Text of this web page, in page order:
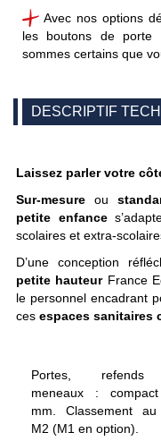
Avec nos options
les boutons de porte
sommes certains que
DESCRIPTIF
Laissez parler votre
Sur-mesure ou
petite enfance
scolaires et extra-
D’une conception
petite hauteurFrance
le personnel encadrant
ces espaces sanitaires
Portes,
meneaux :
mm. Classement
M2 (M1 en option).